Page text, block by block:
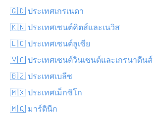
🇬🇩 ประเทศเกรเนดา
🇰🇳 ประเทศเซนต์คิตส์และเนวิส
🇱🇨 ประเทศเซนต์ลูเซีย
🇻🇨 ประเทศเซนต์วินเซนต์และเกรนาดีนส์
🇧🇿 ประเทศเบลีซ
🇲🇽 ประเทศเม็กซิโก
🇲🇶 มาร์ตินีก